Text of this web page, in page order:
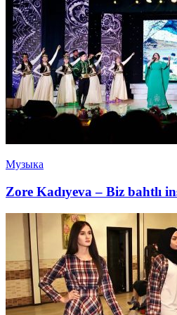
Музыка
Zore Kadıyeva – Biz bahtlı